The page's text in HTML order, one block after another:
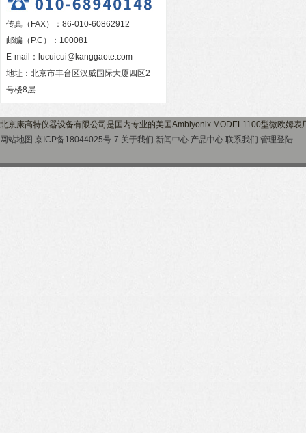
传真（FAX）：86-010-60862912
邮编（P.C）：100081
E-mail： lucuicui@kanggaote.com
地址：北京市丰台区汉威国际大厦四区2
号楼8层
北京康高特仪器设备有限公司是国内专业的美国Amblyonix MODEL1100型微欧姆表
网站地图 京ICP备18044025号-7 关于我们 新闻中心 产品中心 联系我们 管理登陆